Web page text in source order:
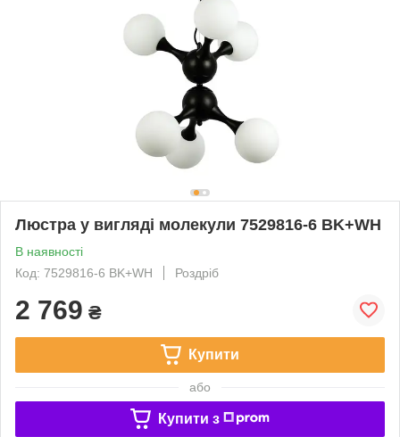
Люстра у вигляді молекули 7529816-6 BK+WH
В наявності
Код: 7529816-6 BK+WH
Роздріб
2 769 ₴
Купити
або
Купити з